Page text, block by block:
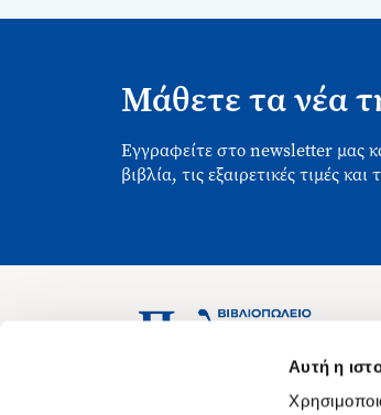
Αυτή η
Μάθετε τα νέα
Εγγραφείτε στο newsletter μας
βιβλία, τις εξαιρετικές τιμές
Ασκληπιού 1-3, Αθήνα 106 79